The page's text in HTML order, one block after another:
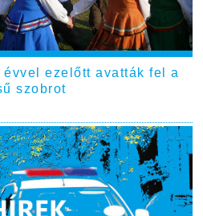
évvel ezelőtt avatták fel a
szobrot